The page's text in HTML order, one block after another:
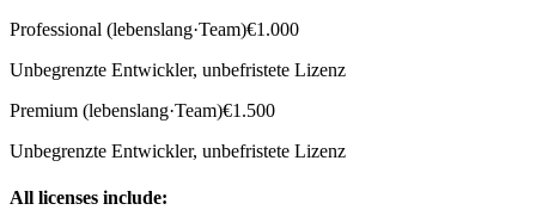
Professional (lebenslang·Team)€1.000
Unbegrenzte Entwickler, unbefristete Lizenz
Premium (lebenslang·Team)€1.500
Unbegrenzte Entwickler, unbefristete Lizenz
All licenses include: